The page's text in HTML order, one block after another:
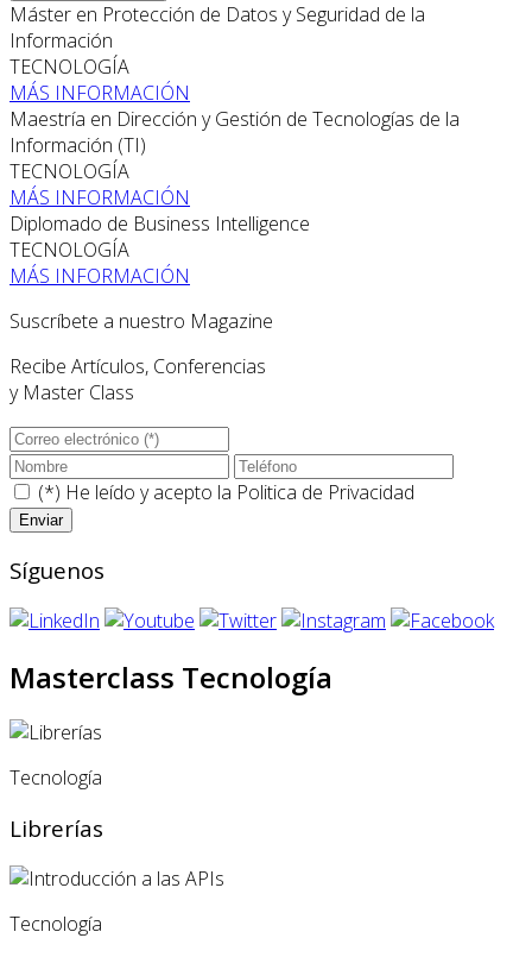
Máster en Protección de Datos y Seguridad de la
Información
TECNOLOGÍA
MÁS INFORMACIÓN
Maestría en Dirección y Gestión de Tecnologías de la
Información (TI)
TECNOLOGÍA
MÁS INFORMACIÓN
Diplomado de Business Intelligence
TECNOLOGÍA
MÁS INFORMACIÓN
Suscríbete a nuestro Magazine
Recibe Artículos, Conferencias
y Master Class
(*) He leído y acepto la Politica de Privacidad
Síguenos
Masterclass Tecnología
Tecnología
Librerías
Tecnología